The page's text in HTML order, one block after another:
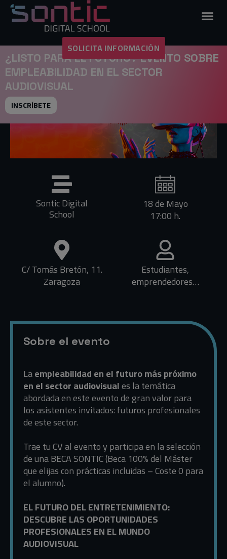
SOLICITA INFORMACIÓN
¿LISTO PARA EL FUTURO? EVENTO SOBRE
EMPLEABILIDAD EN EL SECTOR
AUDIOVISUAL
INSCRÍBETE
Sontic Digital
School
18 de Mayo
17:00 h.
C/ Tomás Bretón, 11.
Zaragoza
Estudiantes,
emprendedores…
Sobre el evento
Laempleabilidad en el futuro más próximo
en el sector audiovisuales la temática
abordada en este evento de gran valor para
los asistentes invitados: futuros profesionales
de este sector.
Trae tu CV al evento y participa en la selección
de una BECA SONTIC (Beca 100% del Máster
que elijas con prácticas incluidas – Coste 0 para
el alumno).
EL FUTURO DEL ENTRETENIMIENTO:
DESCUBRE LAS OPORTUNIDADES
PROFESIONALES EN EL MUNDO
AUDIOVISUAL